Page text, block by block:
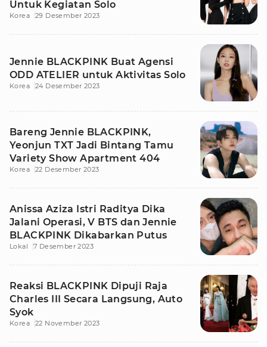
Untuk Kegiatan Solo
Korea 29 Desember 2023
Jennie BLACKPINK Buat Agensi
ODD ATELIER untuk Aktivitas Solo
Korea 24 Desember 2023
Bareng Jennie BLACKPINK,
Yeonjun TXT Jadi Bintang Tamu
Variety Show Apartment 404
Korea 22 Desember 2023
Anissa Aziza Istri Raditya Dika
Jalani Operasi, V BTS dan Jennie
BLACKPINK Dikabarkan Putus
Lokal 7 Desember 2023
Reaksi BLACKPINK Dipuji Raja
Charles III Secara Langsung, Auto
Syok
Korea 22 November 2023